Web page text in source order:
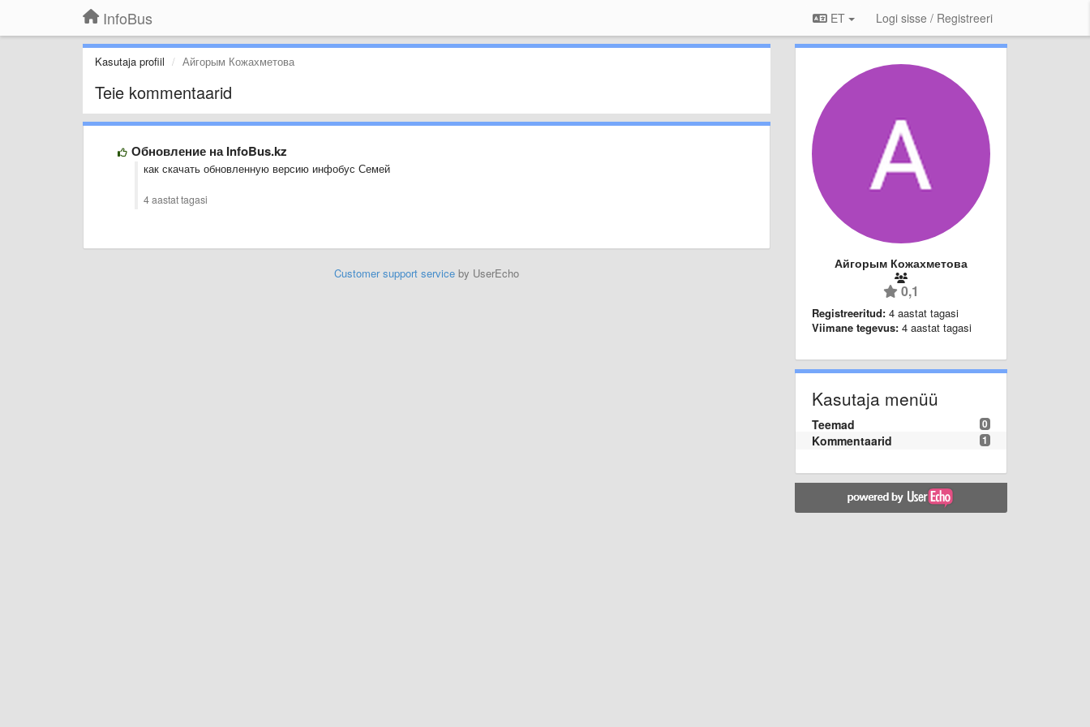
InfoBus ET Logi sisse / Registreeri
Kasutaja profiil Айгорым Кожахметова
Teie kommentaarid
Обновление на InfoBus.kz
как скачать обновленную версию инфобус Семей
4 aastat tagasi
Customer support serviceby UserEcho
Айгорым Кожахметова
0,1
Registreeritud: 4 aastat tagasi
Viimane tegevus: 4 aastat tagasi
Kasutaja menüü
0
Teemad
1
Kommentaarid